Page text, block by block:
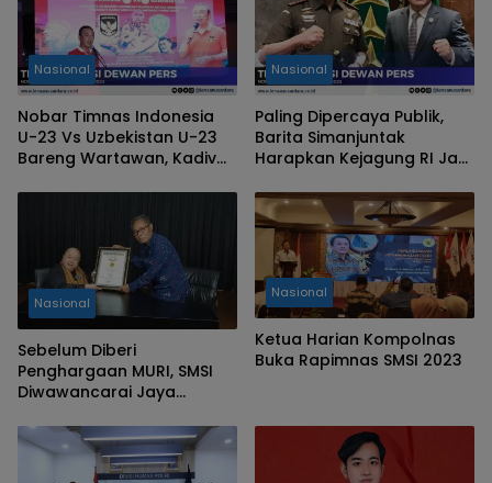
Nasional
Nobar Timnas Indonesia
U-23 Vs Uzbekistan U-23
Bareng Wartawan, Kadiv
Persatuan Bangsa
Nasional
Paling Dipercaya Publik,
Barita Simanjuntak
Harapkan Kejagung RI Jadi
Nasional
Sebelum Diberi
Penghargaan MURI, SMSI
Diwawancarai Jaya
Nasional
Ketua Harian Kompolnas
Buka Rapimnas SMSI 2023